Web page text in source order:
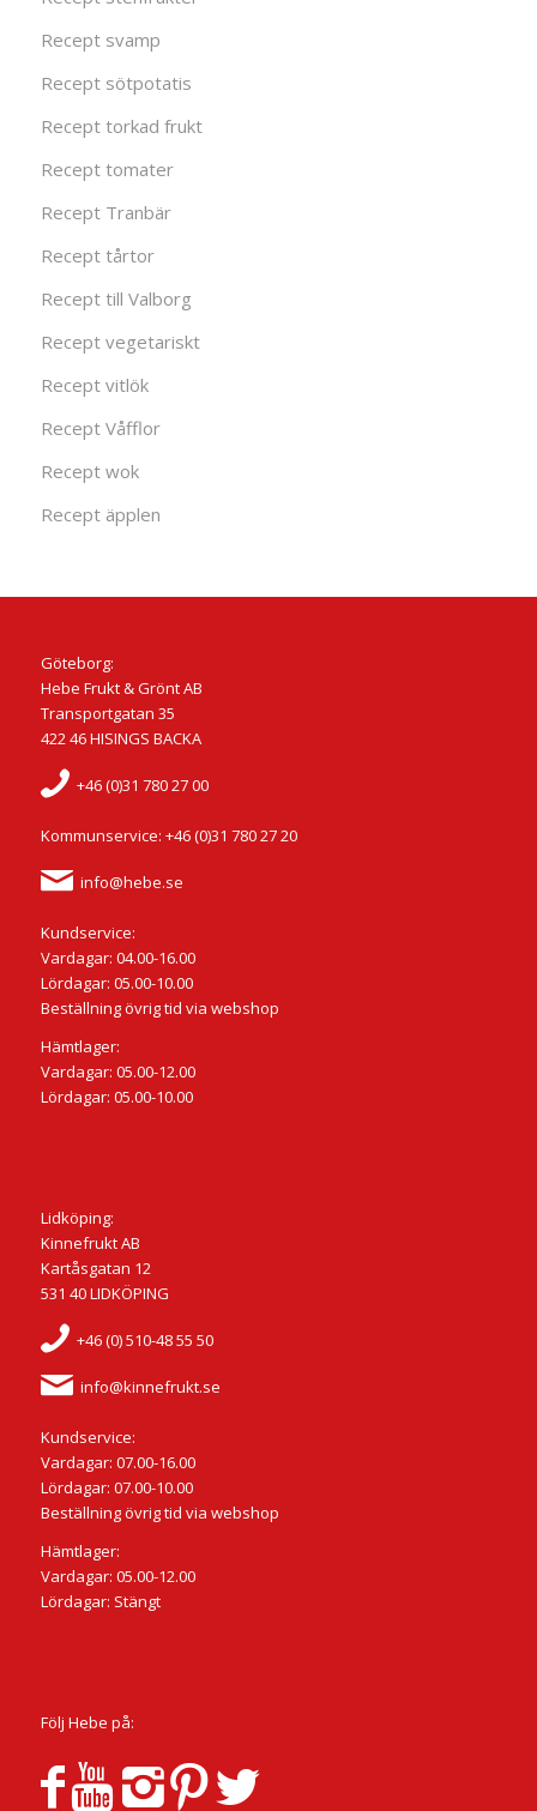
Recept svamp
Recept sötpotatis
Recept torkad frukt
Recept tomater
Recept Tranbär
Recept tårtor
Recept till Valborg
Recept vegetariskt
Recept vitlök
Recept Våfflor
Recept wok
Recept äpplen
Göteborg:
Hebe Frukt & Grönt AB
Transportgatan 35
422 46 HISINGS BACKA
+46 (0)31 780 27 00
Kommunservice: +46 (0)31 780 27 20
info@hebe.se
Kundservice:
Vardagar: 04.00-16.00
Lördagar: 05.00-10.00
Beställning övrig tid via webshop
Hämtlager:
Vardagar: 05.00-12.00
Lördagar: 05.00-10.00
Lidköping:
Kinnefrukt AB
Kartåsgatan 12
531 40 LIDKÖPING
+46 (0) 510-48 55 50
info@kinnefrukt.se
Kundservice:
Vardagar: 07.00-16.00
Lördagar: 07.00-10.00
Beställning övrig tid via webshop
Hämtlager:
Vardagar: 05.00-12.00
Lördagar: Stängt
Följ Hebe på: